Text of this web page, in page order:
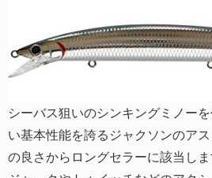
シーバス狙いのシンキングミノー
い基本性能を誇るジャクソンのア
の良さからロングセラーに該当し